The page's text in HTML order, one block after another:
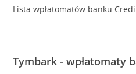
Lista wpłatomatów banku
Tymbark - wpłatomaty